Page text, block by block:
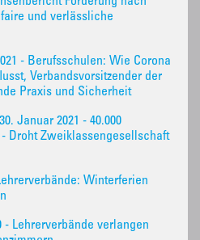
und verlässliche
- Berufsschulen: Wie Corona
Verbandsvorsitzender der
Praxis und Sicherheit
Januar 2021 - 40.000
Droht Zweiklassengesellschaft
Winterferien
- Lehrerverbände verlangen